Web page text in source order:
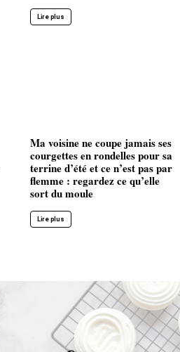
Lire plus
Ma voisine ne coupe jamais ses
courgettes en rondelles pour sa
terrine d’été et ce n’est pas par
flemme : regardez ce qu’elle
sort du moule
Lire plus